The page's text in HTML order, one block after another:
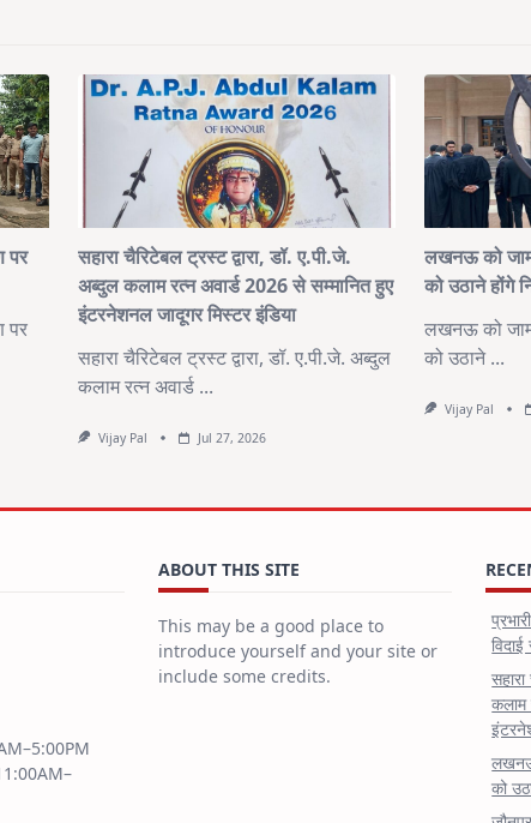
पर
पर
सहारा चैरिटेबल ट्रस्ट द्वारा, डॉ. ए.पी.जे.
अब्दुल कलाम रत्न अवार्ड 2026 से सम्मानित हुए
इंटरनेशनल जादूगर मिस्टर इंडिया
सहारा चैरिटेबल ट्रस्ट द्वारा, डॉ. ए.पी.जे. अब्दुल
कलाम रत्न अवार्ड ...
Vijay Pal Jul 27, 2026
लखनऊ को जाम
को उठाने होंगे
लखनऊ को जाम
को उठाने ...
Vijay Pal
ABOUT THIS SITE
This may be a good place to
introduce yourself and your site or
include some credits.
कलाम
लखनऊ
को